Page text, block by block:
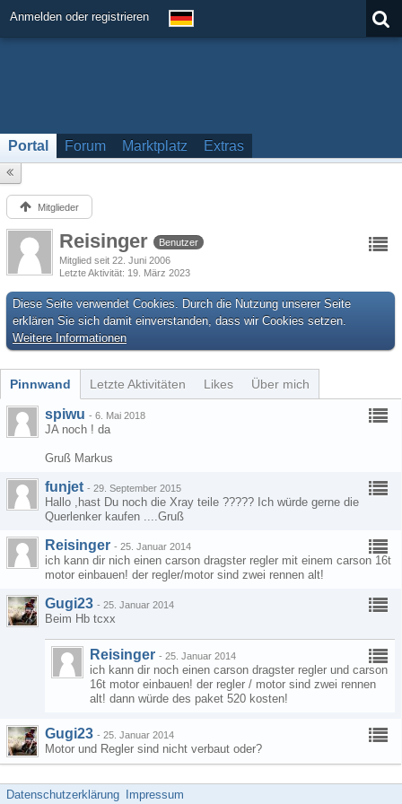
Anmelden oder registrieren
Portal Forum Marktplatz Extras
Mitglieder
Reisinger
Benutzer
Mitglied seit 22. Juni 2006
Letzte Aktivität 19. März 2023
Diese Seite verwendet Cookies. Durch die Nutzung unserer Seite
erklären Sie sich damit einverstanden, dass wir Cookies setzen.
Weitere Informationen
Pinnwand Letzte Aktivitäten Likes Über mich
spiwu - 6. Mai 2018
JA noch ! da
Gruß Markus
funjet - 29. September 2015
Hallo ,hast Du noch die Xray teile ????? Ich würde gerne die
Querlenker kaufen ....Gruß
Reisinger - 25. Januar 2014
ich kann dir nich einen carson dragster regler mit einem carson 16t
motor einbauen! der regler/motor sind zwei rennen alt!
Gugi23 - 25. Januar 2014
Beim Hb tcxx
Reisinger - 25. Januar 2014
ich kann dir noch einen carson dragster regler und carson
16t motor einbauen! der regler / motor sind zwei rennen
alt! dann würde des paket 520 kosten!
Gugi23 - 25. Januar 2014
Motor und Regler sind nicht verbaut oder?
Datenschutzerklärung Impressum